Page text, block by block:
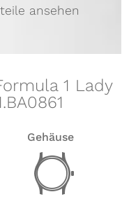
ansehen
1 Lady
Gehäuse
w